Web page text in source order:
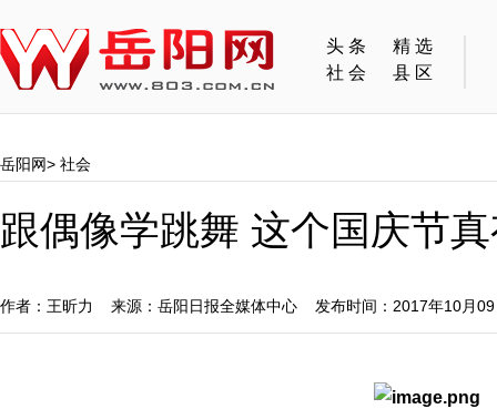
头条
精选
社会
县区
岳阳网> 社会
跟偶像学跳舞 这个国庆节
作者：王昕力 来源：岳阳日报全媒体中心 发布时间：2017年10月